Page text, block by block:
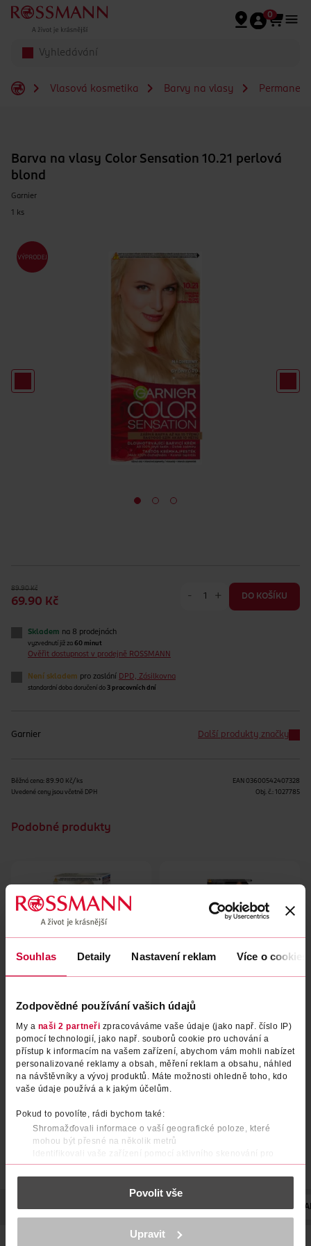
Souhlas Detaily Nastavení reklam Více o cookies
Zodpovědné používání vašich údajů
My a naši 2 partneři zpracováváme vaše údaje (jako např. číslo IP)
pomocí technologií, jako např. souborů cookie pro uchování a
přístup k informacím na vašem zařízení, abychom vám mohli nabízet
personalizované reklamy a obsah, měření reklam a obsahu, náhled
na návštěvníky a vývoj produktů. Máte možnosti ohledně toho, kdo
vaše údaje používá a k jakým účelům.
Pokud to povolíte, rádi bychom také:
Shromažďovali informace o vaší geografické poloze, které
mohou být přesné na několik metrů
Identifikovali vaše zařízení pomocí aktivního skenování pro
konkrétní charakteristiky (otisk prstu)
Zjistěte více o tom, jak zpracováváme vaše osobní údaje, a nastavte
části s podrobnostmi . Svůj souhlas můžete kdykoliv
K provozu stránek, personalizaci obsahu a reklam, funkcí sociálních
médií, analýze návštěvnosti, které mohou nést osobní údaje.
Povolit vše
Upravit
Přeskočit na hlavmní obsah
0
Vlasová kosmetika Barvy na vlasy
Barva na vlasy Color Sensation 10.21 perlová
blond
Garnier
1 ks
89.90 Kč
69.90 Kč
- + DO KOŠÍKU
Skladem na 8 prodejnách
vyzvednutí již za 60 minut
Ověřit dostupnost v prodejně ROSSMANN
Není skladem pro zaslání DPD, Zásilkovna
standardní doba doručení do 3 pracovních dní
Garnier Další produkty značky
Běžná cena: 89.90 Kč/ks
Uvedené ceny jsou včetně DPH
EAN 03600542407328
Obj. č.: 1027785
Podobné produkty
Barva na vlasy Color
Sensation S9 stříbrná blond
Garnier 1 ks
99.90 Kč
Obj. č.: 696838
Barva na vlasy Color
Sensation 1.0 ultra černá
Garnier 1 ks
99.90 Kč
POPIS STUPEŇ
Garnier Color Sensation barva na vlasy s jemnou květinovou